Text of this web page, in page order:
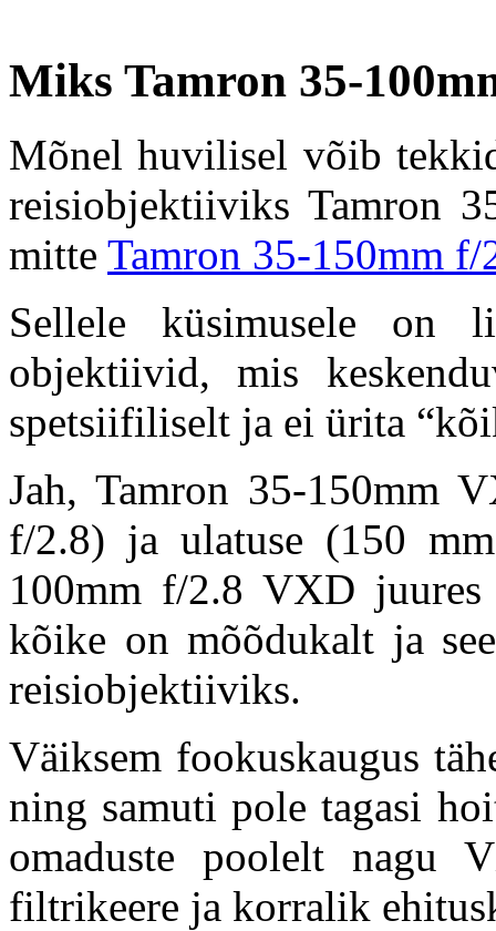
Miks Tamron 35-
Mõnel huvilisel võib
reisiobjektiiviks Tamron
mitte Tamron 35-150mm
Sellele küsimusele on
objektiivid, mis
spetsiifiliselt ja ei ürita
Jah, Tamron 35-150mm
f/2.8) ja ulatuse (150
100mm f/2.8 VXD
kõike on mõõdukalt ja
reisiobjektiiviks.
Väiksem fookuskaugus
ning samuti pole tagasi
omaduste poolelt nagu
filtrikeere ja korralik